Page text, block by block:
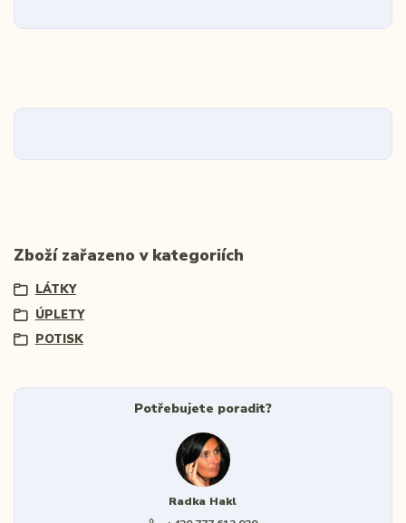
Zboží zařazeno v kategoriích
LÁTKY
ÚPLETY
POTISK
Potřebujete poradit?
Radka Hakl